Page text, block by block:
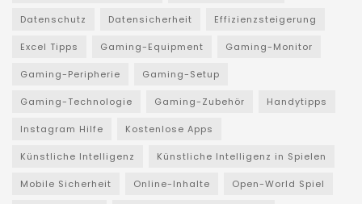
Datenschutz Datensicherheit Effizienzsteigerung
Excel Tipps Gaming-Equipment Gaming-Monitor
Gaming-Peripherie Gaming-Setup
Gaming-Technologie Gaming-Zubehör Handytipps
Instagram Hilfe Kostenlose Apps
Künstliche Intelligenz Künstliche Intelligenz in Spielen
Mobile Sicherheit Online-Inhalte Open-World Spiel